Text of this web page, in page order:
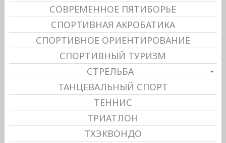
СОВРЕМЕННОЕ ПЯТИБОРЬЕ
СПОРТИВНАЯ АКРОБАТИКА
СПОРТИВНОЕ ОРИЕНТИРОВАНИЕ
СПОРТИВНЫЙ ТУРИЗМ
СТРЕЛЬБА
ТАНЦЕВАЛЬНЫЙ СПОРТ
ТЕННИС
ТРИАТЛОН
ТХЭКВОНДО